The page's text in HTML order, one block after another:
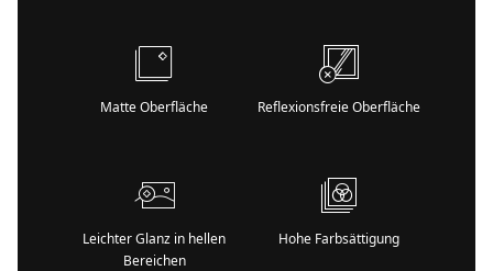
Matte Oberfläche Reflexionsfreie Oberfläche
Leichter Glanz in hellen
Bereichen
Hohe Farbsättigung